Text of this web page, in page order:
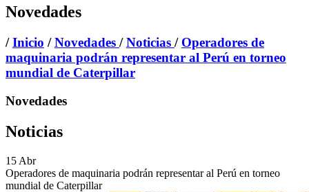
Novedades
/Inicio /Novedades /Noticias / Operadores de
maquinaria podrán representar al Perú en torneo
mundial de Caterpillar
Novedades
Noticias
15 Abr
Operadores de maquinaria podrán representar al Perú en torneo
mundial de Caterpillar